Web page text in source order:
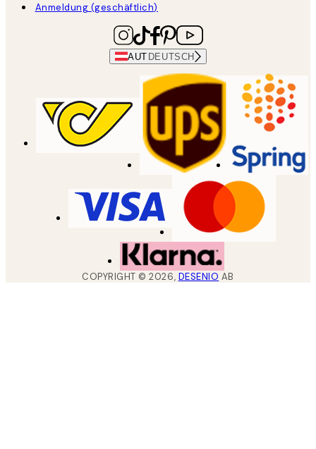
Anmeldung (geschäftlich)
AUT DEUTSCH
COPYRIGHT ©2026, DESENIO AB